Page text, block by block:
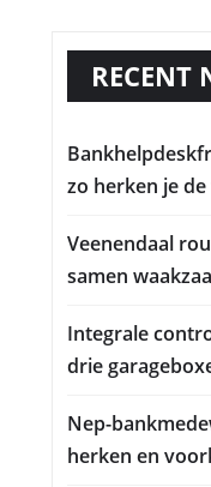
RECENT
zo herken je
Veenendaal
samen
Integrale
drie
Nep-
herken en